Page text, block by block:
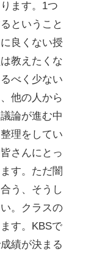
ます。1つ
ということ
良くない授
教えたくな
べく少ない
他の人から
論が進む中
理をしてい
さんにとっ
す。ただ闇
う、そうし
。クラスの
す。KBSで
績が決まる